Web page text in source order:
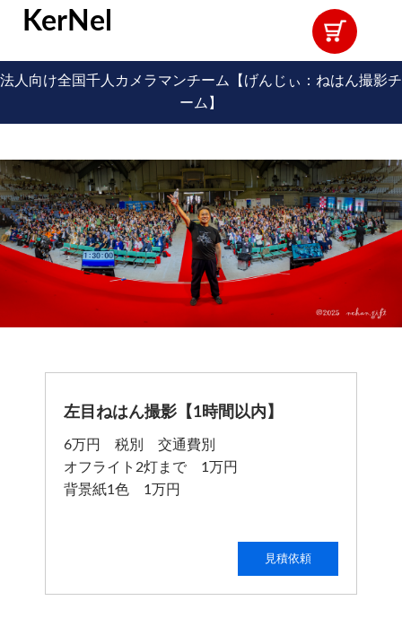
KerNel
法人向け全国千人カメラマンチーム【げんじぃ：ねはん撮影チ
ーム】
左目ねはん撮影【1時間以内】
6万円 税別 交通費別
オフライト2灯まで 1万円
背景紙1色 1万円
見積依頼